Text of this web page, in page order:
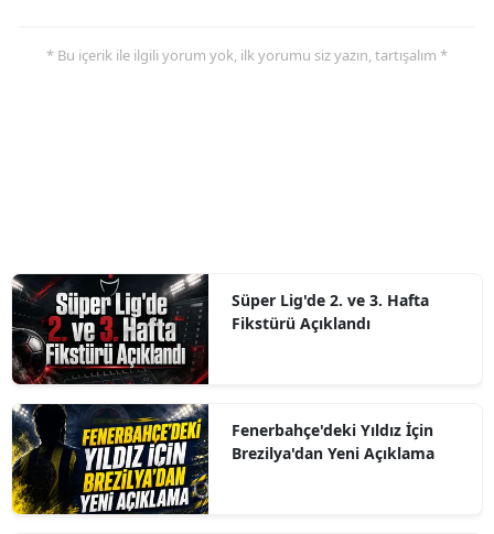
* Bu içerik ile ilgili yorum yok, ilk yorumu siz yazın, tartışalım *
Süper Lig'de 2. ve 3. Hafta
Fikstürü Açıklandı
Fenerbahçe'deki Yıldız İçin
Brezilya'dan Yeni Açıklama